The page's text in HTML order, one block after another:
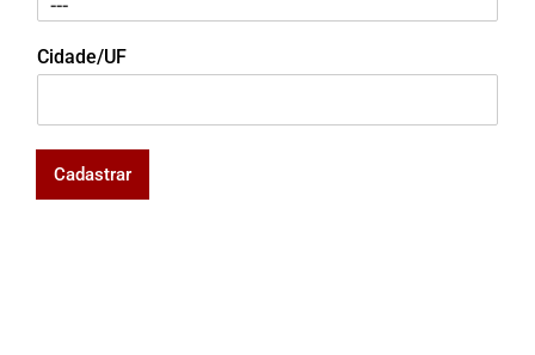
Cidade/UF
Cadastrar